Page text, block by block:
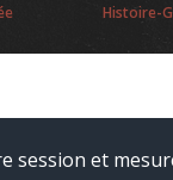
session et
Histoire-
Connexion ADI